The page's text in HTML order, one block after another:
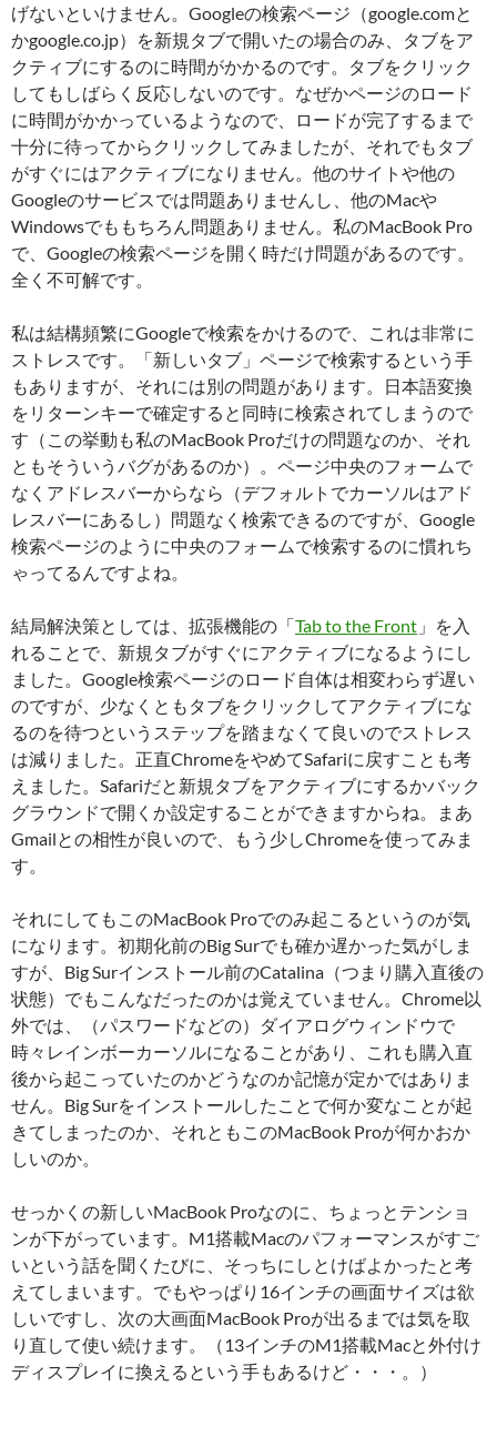
げないといけません。Googleの検索ページ（google.comと
かgoogle.co.jp）を新規タブで開いたの場合のみ、タブをア
クティブにするのに時間がかかるのです。タブをクリック
してもしばらく反応しないのです。なぜかページのロード
に時間がかかっているようなので、ロードが完了するまで
十分に待ってからクリックしてみましたが、それでもタブ
がすぐにはアクティブになりません。他のサイトや他の
Googleのサービスでは問題ありませんし、他のMacや
Windowsでももちろん問題ありません。私のMacBook Pro
で、Googleの検索ページを開く時だけ問題があるのです。
全く不可解です。
私は結構頻繁にGoogleで検索をかけるので、これは非常に
ストレスです。「新しいタブ」ページで検索するという手
もありますが、それには別の問題があります。日本語変換
をリターンキーで確定すると同時に検索されてしまうので
す（この挙動も私のMacBook Proだけの問題なのか、それ
ともそういうバグがあるのか）。ページ中央のフォームで
なくアドレスバーからなら（デフォルトでカーソルはアド
レスバーにあるし）問題なく検索できるのですが、Google
検索ページのように中央のフォームで検索するのに慣れち
ゃってるんですよね。
結局解決策としては、拡張機能の「Tab to the Front 」を入
れることで、新規タブがすぐにアクティブになるようにし
ました。Google検索ページのロード自体は相変わらず遅い
のですが、少なくともタブをクリックしてアクティブにな
るのを待つというステップを踏まなくて良いのでストレス
は減りました。正直ChromeをやめてSafariに戻すことも考
えました。Safariだと新規タブをアクティブにするかバック
グラウンドで開くか設定することができますからね。まあ
Gmailとの相性が良いので、もう少しChromeを使ってみま
す。
それにしてもこのMacBook Proでのみ起こるというのが気
になります。初期化前のBig Surでも確か遅かった気がしま
すが、Big Surインストール前のCatalina（つまり購入直後の
状態）でもこんなだったのかは覚えていません。Chrome以
外では、（パスワードなどの）ダイアログウィンドウで
時々レインボーカーソルになることがあり、これも購入直
後から起こっていたのかどうなのか記憶が定かではありま
せん。Big Surをインストールしたことで何か変なことが起
きてしまったのか、それともこのMacBook Proが何かおか
しいのか。
せっかくの新しいMacBook Proなのに、ちょっとテンショ
ンが下がっています。M1搭載Macのパフォーマンスがすご
いという話を聞くたびに、そっちにしとけばよかったと考
えてしまいます。でもやっぱり16インチの画面サイズは欲
しいですし、次の大画面MacBook Proが出るまでは気を取
り直して使い続けます。（13インチのM1搭載Macと外付け
ディスプレイに換えるという手もあるけど・・・。）